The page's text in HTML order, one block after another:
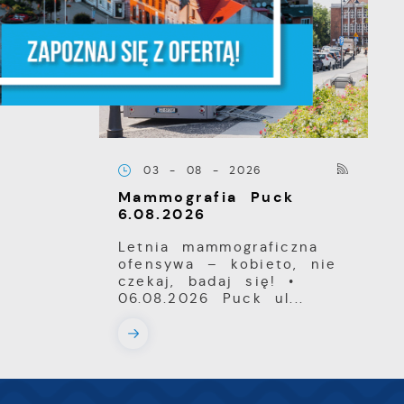
03 - 08 - 2026
Mammografia Puck
6.08.2026
Letnia mammograficzna
ofensywa – kobieto, nie
czekaj, badaj się! •
06.08.2026 Puck ul...